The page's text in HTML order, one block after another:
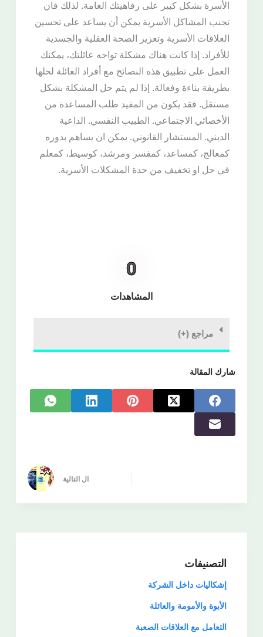
الأسرة بشكل كبير على رفاهيتك العامة. لذلك فان
تجنب المشاكل الأسرية يمكن أن يساعد على تحسين
العلاقات الأسرية وتعزيز الصحة العقلية والجسدية
للأفراد. إذا كانت هناك مشكلة تواجه عائلتك، يمكنك
العمل على تطبيق هذه النصائح مع أفراد العائلة لحلها
بطريقة بناءة وفعالة. إذا لم يتم حل المشكلة بشكل
مستقل. فقد يكون من المفيد طلب المساعدة من
الأخصائي الاجتماعي. الطبيب النفسي. الداعية
الديني. المستشار القانوني. يمكن ان يساهم بدوره
كمعالج، كمساعد، كمفسر ومرشد، كوسيط، كمعلم
في حل او تخفيف من حدة المشكلات الأسرية.
المشاهدات
0
مراجع (+)
شارك المقالة
ال التالية
التصنيفات
إشكاليات داخل الشركة
الأبوة والأمومة والعائلة
التعامل مع العلاقات الصعبة